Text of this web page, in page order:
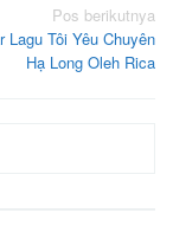
Pos berikutnya
Lagu Tôi Yêu Chuyên
Hạ Long Oleh Rica